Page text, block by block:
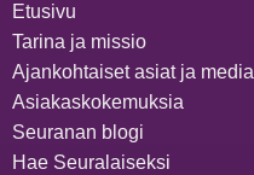
Etusivu
Tarina ja missio
Ajankohtaiset asiat ja media
Asiakaskokemuksia
Seuranan blogi
Hae Seuralaiseksi